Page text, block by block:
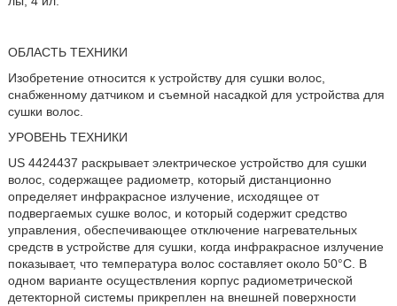
ОБЛАСТЬ ТЕХНИКИ
Изобретение относится к устройству для сушки волос,
снабженному датчиком и съемной насадкой для устройства для
сушки волос.
УРОВЕНЬ ТЕХНИКИ
US 4424437 раскрывает электрическое устройство для сушки
волос, содержащее радиометр, который дистанционно
определяет инфракрасное излучение, исходящее от
подвергаемых сушке волос, и который содержит средство
управления, обеспечивающее отключение нагревательных
средств в устройстве для сушки, когда инфракрасное излучение
показывает, что температура волос составляет около 50°С. В
одном варианте осуществления корпус радиометрической
детекторной системы прикреплен на внешней поверхности